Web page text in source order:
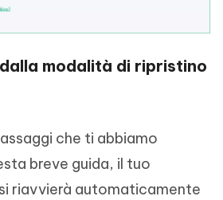
modalità di ripristino
che ti abbiamo
breve guida, il tuo
riavvierà automaticamente